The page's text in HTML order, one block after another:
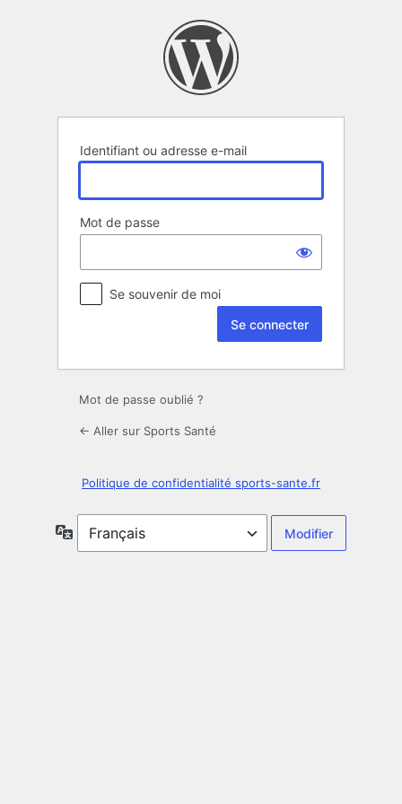
Identifiant ou adresse e-mail
Mot de passe
Se souvenir de moi
Mot de passe oublié ?
← Aller sur Sports Santé
Politique de confidentialité sports-sante.fr
Langue